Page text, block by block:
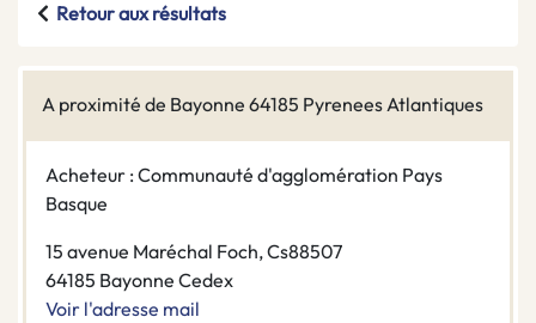
Retour aux résultats
A proximité de Bayonne 64185 Pyrenees Atlantiques
Acheteur : Communauté d'agglomération Pays
Basque
15 avenue Maréchal Foch, Cs88507
64185 Bayonne Cedex
Voir l'adresse mail